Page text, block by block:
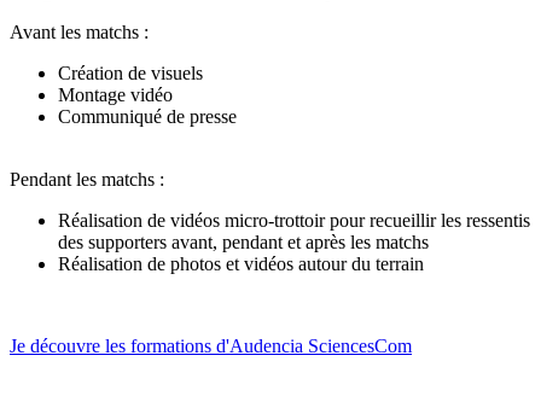
Avant les matchs :
Création de visuels
Montage vidéo
Communiqué de presse
Pendant les matchs :
Réalisation de vidéos micro-trottoir pour recueillir les ressentis
des supporters avant, pendant et après les matchs
Réalisation de photos et vidéos autour du terrain
Je découvre les formations d'Audencia SciencesCom